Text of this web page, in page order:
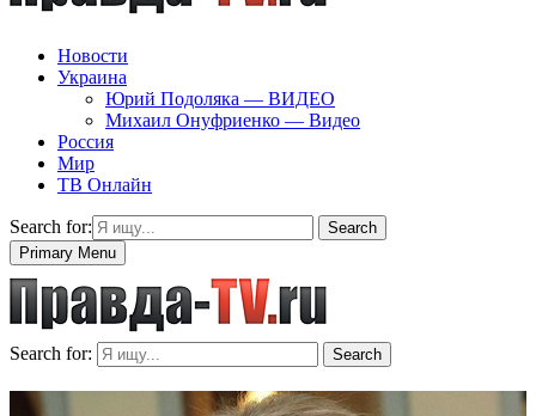
Новости
Украина
Юрий Подоляка — ВИДЕО
Михаил Онуфриенко — Видео
Россия
Мир
ТВ Онлайн
Search for:
Search
Primary Menu
Search for: Search